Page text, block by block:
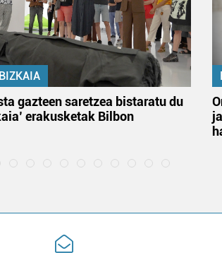
gazteen saretzea bistaratu du
erakusketak Bilbon